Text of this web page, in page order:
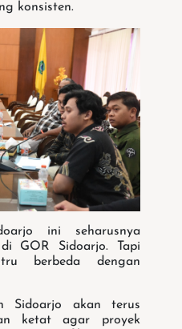
konsisten.
ini seharusnya
GOR Sidoarjo. Tapi
berbeda dengan
Sidoarjo akan terus
ketat agar proyek